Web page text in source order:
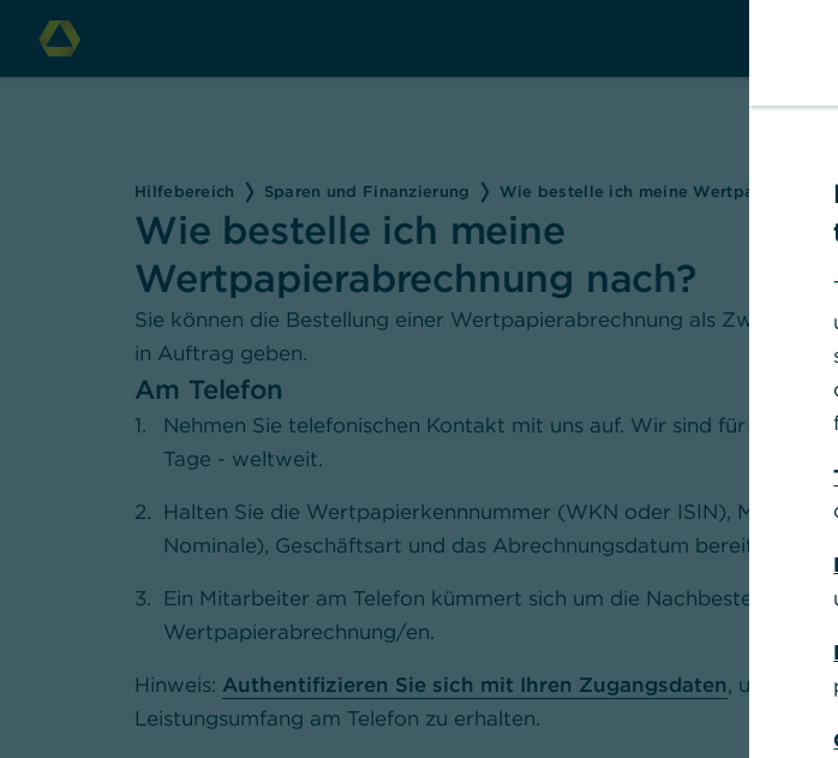
Hilfebereich Sparen und Finanzierung Wie bestelle ich meine
Wie bestelle ich meine
Wertpapierabrechnung nach?
Sie können die Bestellung einer Wertpapierabrechnung als
in Auftrag geben.
Am Telefon
Nehmen Sie telefonischen Kontakt mit uns auf. Wir sind für Sie da:
Tage - weltweit.
Halten Sie die Wertpapierkennnummer (WKN oder ISIN), Menge
Nominale), Geschäftsart und das Abrechnungsdatum bereit.
Ein Mitarbeiter am Telefon kümmert sich um die Nachbestellung
Wertpapierabrechnung/en.
Hinweis: Authentifizieren Sie sich mit Ihren Zugangsdaten, um
Leistungsumfang am Telefon zu erhalten.